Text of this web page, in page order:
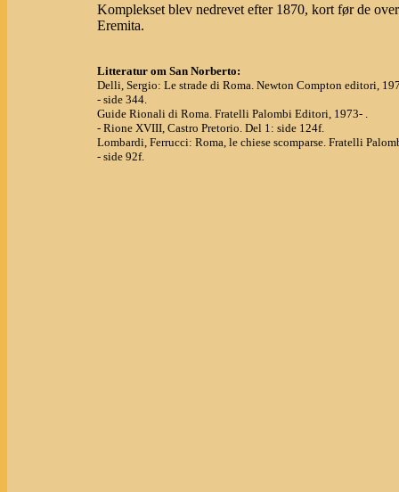
Komplekset blev nedrevet efter 1870, kort før de
Eremita.
Litteratur om San Norberto:
Delli, Sergio: Le strade di Roma. Newton Compton editori,
- side 344.
Guide Rionali di Roma. Fratelli Palombi Editori, 1973- .
- Rione XVIII, Castro Pretorio. Del 1: side 124f.
Lombardi, Ferrucci: Roma, le chiese scomparse. Fratelli
- side 92f.